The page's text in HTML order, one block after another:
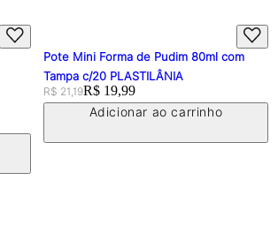
Pote Mini Forma de Pudim 80ml com
Tampa c/20 PLASTILÂNIA
Original price:
R$ 21,19Price:
R$ 19,99
Adicionar ao carrinho